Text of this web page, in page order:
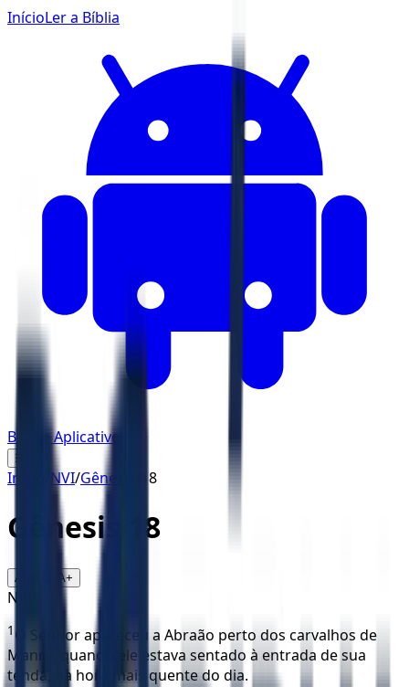
InícioLer a Bíblia
Baixar Aplicativo
☰
Início NVI/Gênesis 18
Gênesis 18
A- A+
NVI
1 O Senhor apareceu a Abraão perto dos carvalhos de
Manre, quando ele estava sentado à entrada de sua
tenda, na hora mais quente do dia.